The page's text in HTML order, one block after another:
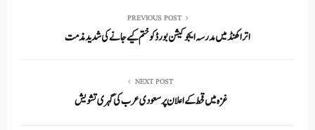
pp
ok
r
In
PREVIOUS POST
اتراکھنڈ میں مدرسہ ایجوکیشن بورڈ کو ختم کیے جانے کی شدید مذمت
NEXT POST
غزہ میں قحط کے اعلان پر سعودی عرب کی گہری تشویش